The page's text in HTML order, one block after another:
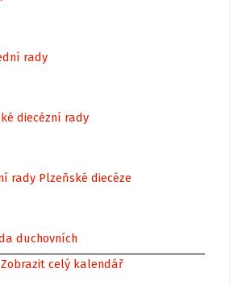
rady
diecézní rady
rady Plzeňské diecéze
duchovních
Zobrazit celý kalendář